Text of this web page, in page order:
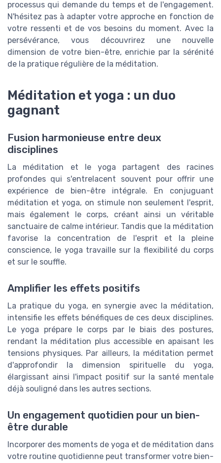
processus qui demande du temps et de l'engagement.
N'hésitez pas à adapter votre approche en fonction de
votre ressenti et de vos besoins du moment. Avec la
persévérance, vous découvrirez une nouvelle
dimension de votre bien-être, enrichie par la sérénité
de la pratique régulière de la méditation.
Méditation et yoga : un duo
gagnant
Fusion harmonieuse entre deux
disciplines
La méditation et le yoga partagent des racines
profondes qui s'entrelacent souvent pour offrir une
expérience de bien-être intégrale. En conjuguant
méditation et yoga, on stimule non seulement l'esprit,
mais également le corps, créant ainsi un véritable
sanctuaire de calme intérieur. Tandis que la méditation
favorise la concentration de l'esprit et la pleine
conscience, le yoga travaille sur la flexibilité du corps
et sur le souffle.
Amplifier les effets positifs
La pratique du yoga, en synergie avec la méditation,
intensifie les effets bénéfiques de ces deux disciplines.
Le yoga prépare le corps par le biais des postures,
rendant la méditation plus accessible en apaisant les
tensions physiques. Par ailleurs, la méditation permet
d'approfondir la dimension spirituelle du yoga,
élargissant ainsi l'impact positif sur la santé mentale
déjà souligné dans les autres sections.
Un engagement quotidien pour un bien-
être durable
Incorporer des moments de yoga et de méditation dans
votre routine quotidienne peut transformer votre bien-